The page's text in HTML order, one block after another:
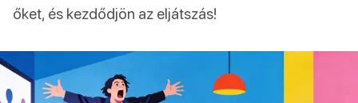
őket, és kezdődjön az eljátszás!